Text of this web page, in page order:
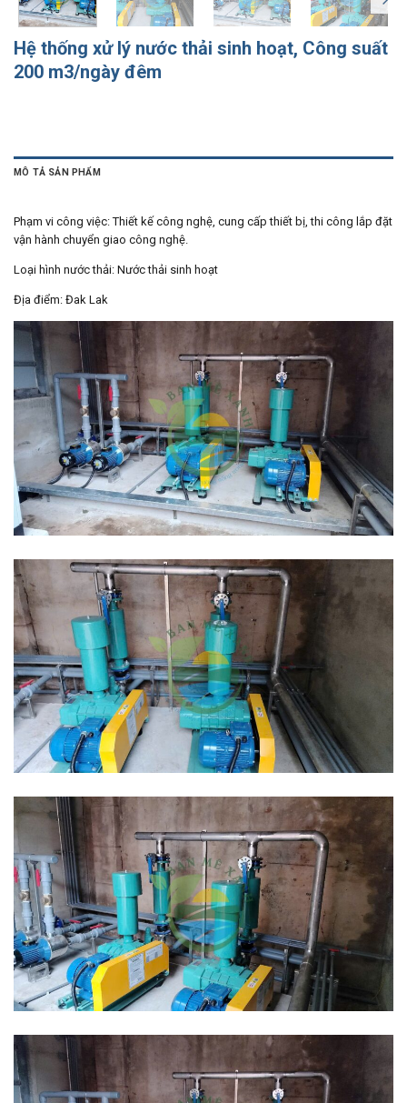
Hệ thống xử lý nước thải sinh hoạt, Công suất
200 m3/ngày đêm
MÔ TẢ SẢN PHẨM
Phạm vi công việc: Thiết kế công nghệ, cung cấp thiết bị, thi công lắp đặt
vận hành chuyển giao công nghệ.
Loại hình nước thải: Nước thải sinh hoạt
Địa điểm: Đak Lak